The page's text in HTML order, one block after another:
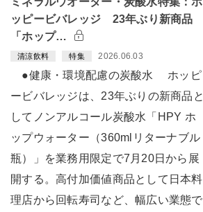
ッピービバレッジ 23年ぶり新商品
「ホップ…
清涼飲料 特集 2026.06.03
●健康・環境配慮の炭酸水 ホッピ
ービバレッジは、23年ぶりの新商品と
してノンアルコール炭酸水「HPY ホ
ップウォーター（360mlリターナブル
瓶）」を業務用限定で7月20日から展
開する。高付加価値商品として日本料
理店から回転寿司など、幅広い業態で